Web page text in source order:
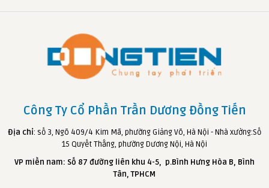
Công Ty Cổ Phần Trần Dương Đồng Tiến
Địa chỉ: số 3, Ngõ 409/4 Kim Mã, phường Giảng Võ, Hà Nội - Nhà xưởng:Số
15 Quyết Thắng, phường Dương Nội, Hà Nội
VP miền nam: Số 87 đường liên khu 4-5, p.Bình Hưng Hòa B, Bình
Tân, TPHCM